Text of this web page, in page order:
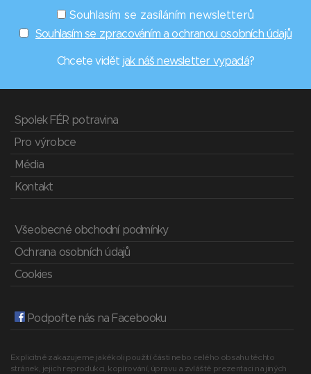
Souhlasím se zasíláním newsletterů
Souhlasím se zpracováním a ochranou osobních údajů
Chcete vidět jak náš newsletter vypadá?
Spolek FÉR potravina
Pro výrobce
Média
Kontakt
Všeobecné obchodní podmínky
Ochrana osobních údajů
Cookies
Podpořte nás na Facebooku
Explicitně zakazujeme jakékoli použití části nebo celého obsahu těchto
stránek, jejich reprodukci, kopírování, úpravu a zvláště prezentaci na jiných